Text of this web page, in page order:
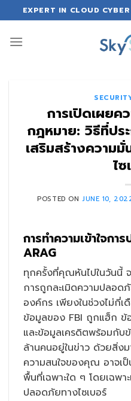
to
content
EXPERT IN CLOUD
การเปิดเผย
กฎหมาย: วิธีที่ปร
เสริมสร้างความ
ไซ
POSTED ON JUNE 10,
การทำความเข้าใจก
ARAG
ทุกครั้งที่คุณหันไปในวันนี้
การถูกละเมิดความปลอด
องค์กร เพียงในช่วงไม่กี่เ
ข้อมูลของ FBI ถูกแฮ็ก ข้
และข้อมูลเครดิตพร้อมกั
ล้านคนอยู่ในข่าว ด้วยสิ่ง
ความสนใจของคุณ อาจเป็
พื้นที่เฉพาะใด ๆ โดยเฉพ
ปลอดภัยทางไซเบอร์